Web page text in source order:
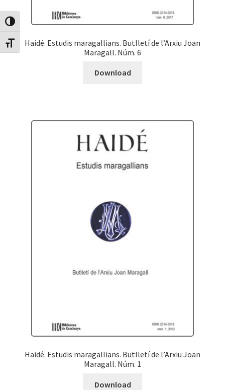
Canvia Alt Contrast
Canvia mida de lletra
Haidé. Estudis maragallians. Butlletí de l’Arxiu Joan
Maragall. Núm. 6
Download
Haidé. Estudis maragallians. Butlletí de l’Arxiu Joan
Maragall. Núm. 1
Download